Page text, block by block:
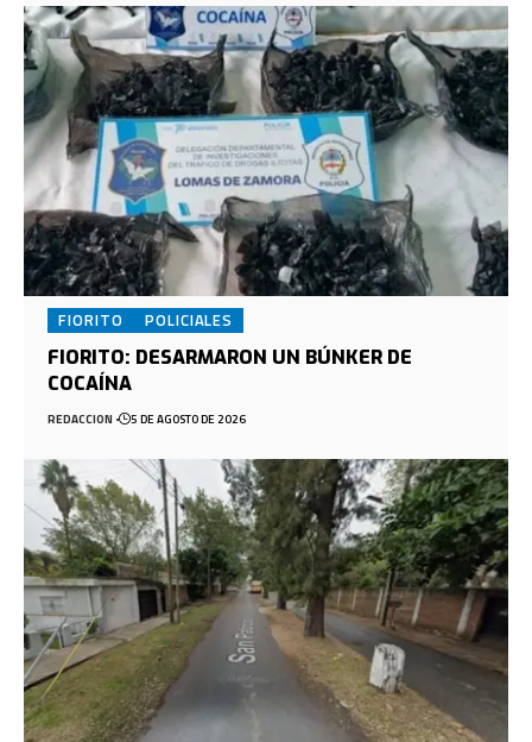
FIORITO POLICIALES
FIORITO: DESARMARON UN BÚNKER DE
COCAÍNA
REDACCION 5 DE AGOSTO DE 2026